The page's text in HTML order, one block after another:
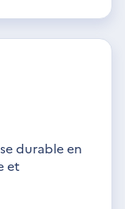
durable en
et